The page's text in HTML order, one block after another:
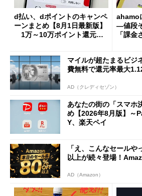
d払い、dポイントのキャンペ
ーンまとめ【8月1日最新版】
1万～10万ポイント還元の
ahamo
―値段
「課
マイルが超たまるビジ
費無料で還元率最大
AD（クレディセゾン）
あなたの街の「スマホ
め【2026年8月版】～
Y、楽天ペイ
「え、こんなセール
以上が続々登場！
AD（Amazon）